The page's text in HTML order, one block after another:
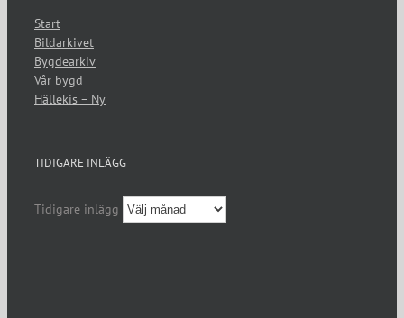
Start
Bildarkivet
Bygdearkiv
Vår bygd
Hällekis – Ny
TIDIGARE INLÄGG
Tidigare inlägg